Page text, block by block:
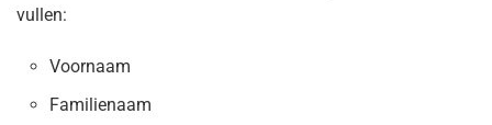
vullen:
Voornaam
Familienaam